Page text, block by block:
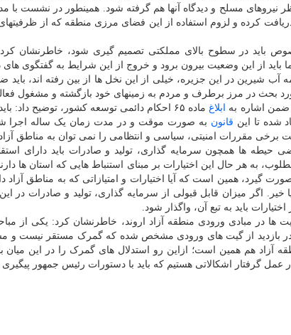
نیروهای مسلح و دیدگاه آنها هم گرفته شود. همینطور در نشست با
کرده و لزوم استفاده از این فضای مرزی منطقه که از
باید در سطوح بالای مملکتی تصمیم گیری شود، خاطرنشان کرد:
از این وضعیت بیرون برود و خروج از این شرایط به گفتگوی
آب شیرین در این جزیره، خیلی از این نخل ها از بین رفته اند،
بحث در مرز برطرف و مردم به زمینهای خود بازگشته و مشغول
اشاره به
ابلاغ
ماده ۶۵ احکام دائمی توسعه کشور، توضیح
شده تا این قانون به صورت موقت و در مدت زمان یک ساله اجرا
برخی مقررات امنیتی، سیاسی و انتظامی را نمی توان به مناطق
حیطه ها همچون سرمایه گذاری، تولید و صادرات باید دارای
به هر حال این اختیارات بر مبنای استنباط هایی که استان ها
صورت گیرد، همین است که آیا اختیارات و امتیازاتی که به مناطق
اگر میزان قابل قبولی از سرمایه گذاری، تولید و صادرات در
باید به تبع آن، واگذار شود.
در مبادی ورودی منطقه آزاد اروند، خاطرنشان کرد: یکی از
بازدید از گیت های ورودی مشخص شده که گمرک مستقر نیست و
منطقه آزاد هم همین است؛ ازاین رو استدلال های گمرک را در این
گرفتار اشکالاتی هستیم که باید با دستورات رئیس جمهور